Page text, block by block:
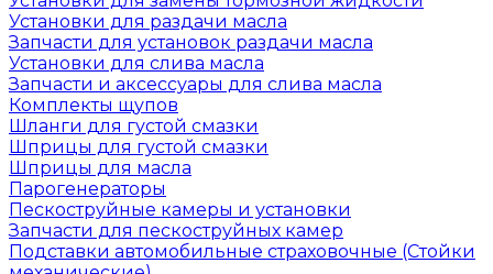
Установки для раздачи масла
Запчасти для установок раздачи масла
Установки для слива масла
Запчасти и аксессуары для слива масла
Комплекты щупов
Шланги для густой смазки
Шприцы для густой смазки
Шприцы для масла
Парогенераторы
Пескоструйные камеры и установки
Запчасти для пескоструйных камер
Подставки автомобильные страховочные (Стойки